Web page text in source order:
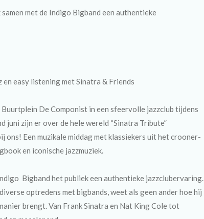
met de Indigo Bigband een authentieke
easy listening met Sinatra & Friends
De Componist in een sfeervolle jazzclub tijdens
juni zijn er over de hele wereld “Sinatra Tribute”
ons! Een muzikale middag met klassiekers uit het crooner-
en iconische jazzmuziek.
Bigband het publiek een authentieke jazzclubervaring.
optredens met bigbands, weet als geen ander hoe hij
brengt. Van Frank Sinatra en Nat King Cole tot